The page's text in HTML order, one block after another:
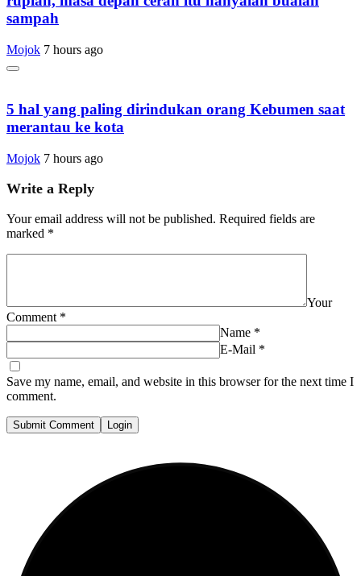
sampah
Mojok 7 hours ago
5 hal yang paling dirindukan orang Kebumen saat
merantau ke kota
Mojok 7 hours ago
Write a Reply
Your email address will not be published. Required fields are
marked *
Your
Comment *
Name *
E-Mail *
Save my name, email, and website in this browser for the next time I
comment.
Submit Comment Login